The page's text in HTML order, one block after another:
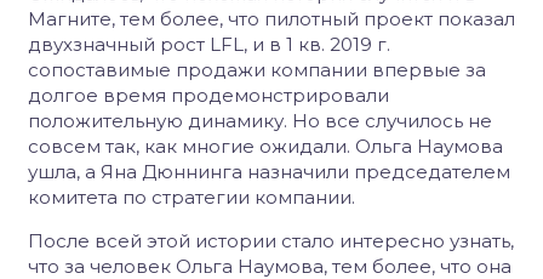
Магните, тем более, что пилотный проект показал
двухзначный рост LFL, и в 1 кв. 2019 г.
сопоставимые продажи компании впервые за
долгое время продемонстрировали
положительную динамику. Но все случилось не
совсем так, как многие ожидали. Ольга Наумова
ушла, а Яна Дюннинга назначили председателем
комитета по стратегии компании.
После всей этой истории стало интересно узнать,
что за человек Ольга Наумова, тем более, что она